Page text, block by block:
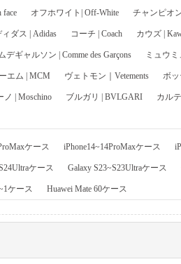
face オフホワイト| Off-White チャンピオ
ィダス | Adidas コーチ | Coach カウズ |
デギャルソン | Comme des Garçons ミュウ
エム | MCM ヴェトモン｜Vetements ボッ
ノ | Moschino ブルガリ | BVLGARI カル
ケース iPhone14~14ProMaxケース
ケース Galaxy S23~S23Ultraケース
ケース Huawei Mate 60ケース